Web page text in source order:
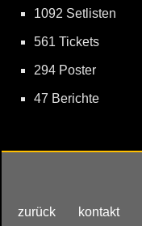
1092 Setlisten
561 Tickets
294 Poster
47 Berichte
zurück kontakt